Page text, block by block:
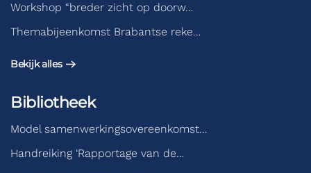
Workshop “breder zicht op doorw…
Themabijeenkomst Brabantse reke…
Bekijk alles
Bibliotheek
Model samenwerkingsovereenkomst…
Handreiking ‘Rapportage van de…